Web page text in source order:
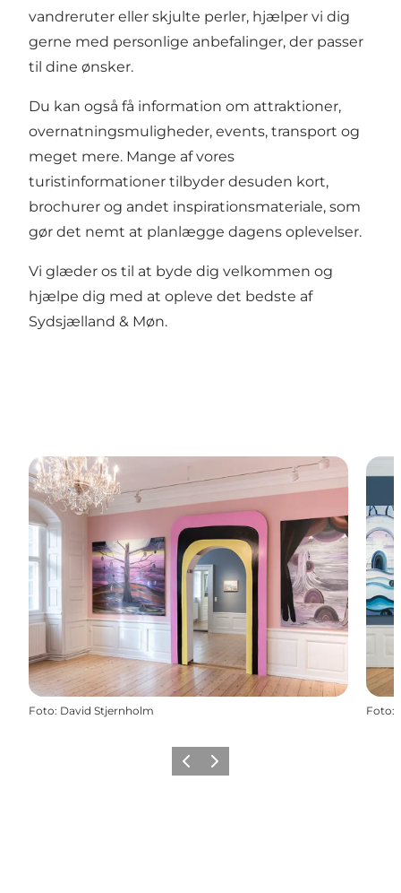
vandreruter eller skjulte perler, hjælper vi dig
gerne med personlige anbefalinger, der passer
til dine ønsker.
Du kan også få information om attraktioner,
overnatningsmuligheder, events, transport og
meget mere. Mange af vores
turistinformationer tilbyder desuden kort,
brochurer og andet inspirationsmateriale, som
gør det nemt at planlægge dagens oplevelser.
Vi glæder os til at byde dig velkommen og
hjælpe dig med at opleve det bedste af
Sydsjælland & Møn.
Foto: David Stjernholm Foto:
ForrigeNæste